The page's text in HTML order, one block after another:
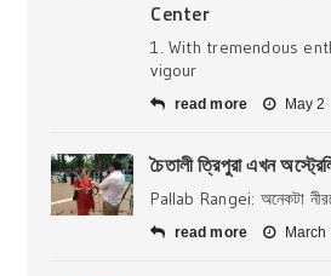
Center
1. With tremendous
vigour
read more May 2
চৈতালী ত্রিপুরা এখন
Pallab Rangei: অনেকটা
read more March